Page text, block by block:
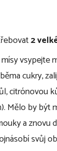
2
vsypejte
cukry,
citrónovou
Mělo by být
a znovu
svůj